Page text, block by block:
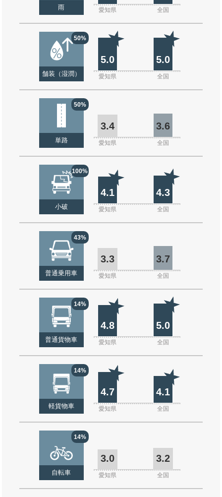
雨 愛知県 全国
50%
舗装（湿潤）
5.0 5.0
愛知県 全国
50%
単路
3.4 3.6
愛知県 全国
100%
小破
4.1 4.3
愛知県 全国
43%
普通乗用車
3.3 3.7
愛知県 全国
14%
普通貨物車
4.8 5.0
愛知県 全国
14%
軽貨物車
4.7 4.1
愛知県 全国
14%
自転車
3.0 3.2
愛知県 全国